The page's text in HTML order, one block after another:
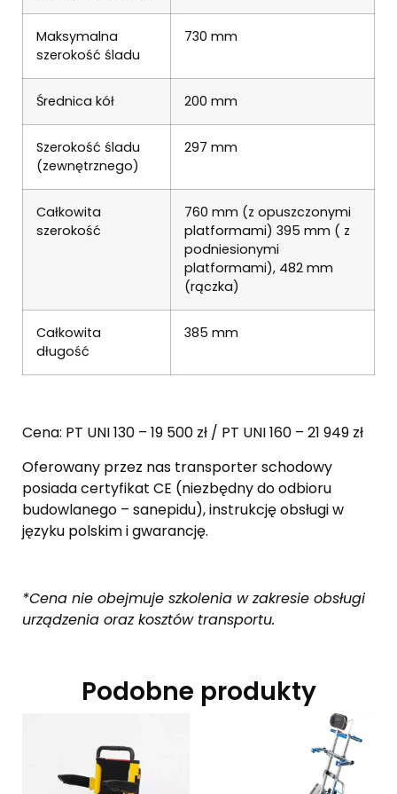
Maksymalna
szerokość śladu
730 mm
Średnica kół 200 mm
Szerokość śladu
(zewnętrznego)
297 mm
Całkowita
szerokość
760 mm (z opuszczonymi
platformami) 395 mm ( z
podniesionymi
platformami), 482 mm
(rączka)
Całkowita
długość
385 mm
Cena: PT UNI 130 – 19 500 zł / PT UNI 160 – 21 949 zł
Oferowany przez nas transporter schodowy
posiada certyfikat CE (niezbędny do odbioru
budowlanego – sanepidu), instrukcję obsługi w
języku polskim i gwarancję.
*Cena nie obejmuje szkolenia w zakresie obsługi
urządzenia oraz kosztów transportu.
Podobne produkty